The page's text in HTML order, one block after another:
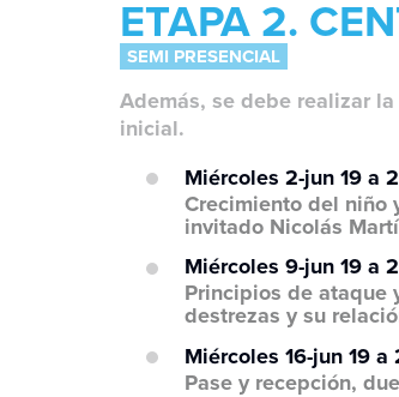
ETAPA 2.
SEMI PRESENCIAL
Además, se debe realizar
inicial.
Miércoles 2-jun 19 a
Crecimiento del niño
invitado Nicolás
Miércoles 9-jun 19 a
Principios de ataque
destrezas y su
Miércoles 16-jun 19 a
Pase y recepción,